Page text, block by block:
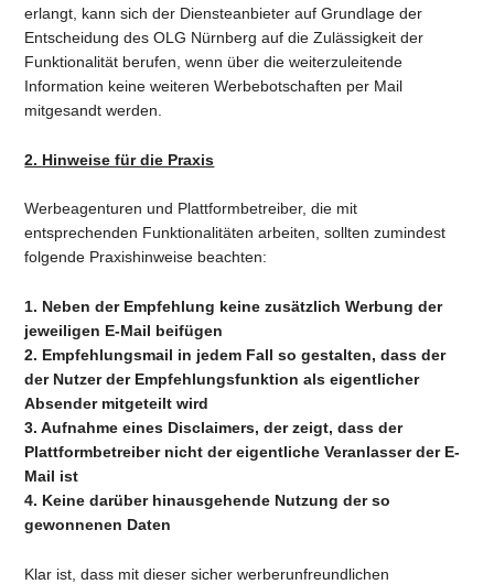
erlangt, kann sich der Diensteanbieter auf Grundlage der
Entscheidung des OLG Nürnberg auf die Zulässigkeit der
Funktionalität berufen, wenn über die weiterzuleitende
Information keine weiteren Werbebotschaften per Mail
mitgesandt werden.
2. Hinweise für die Praxis
Werbeagenturen und Plattformbetreiber, die mit
entsprechenden Funktionalitäten arbeiten, sollten zumindest
folgende Praxishinweise beachten:
1. Neben der Empfehlung keine zusätzlich Werbung der
jeweiligen E-Mail beifügen
2. Empfehlungsmail in jedem Fall so gestalten, dass der
der Nutzer der Empfehlungsfunktion als eigentlicher
Absender mitgeteilt wird
3. Aufnahme eines Disclaimers, der zeigt, dass der
Plattformbetreiber nicht der eigentliche Veranlasser der E-
Mail ist
4. Keine darüber hinausgehende Nutzung der so
gewonnenen Daten
Klar ist, dass mit dieser sicher werberunfreundlichen